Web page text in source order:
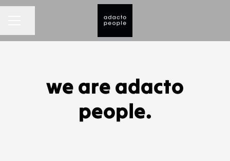
we are adacto
people.